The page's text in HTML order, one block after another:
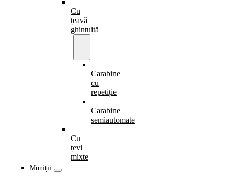
Cu
țeavă
ghintuită
Carabine
cu
repetiție
Carabine
semiautomate
Cu
țevi
mixte
Muniții